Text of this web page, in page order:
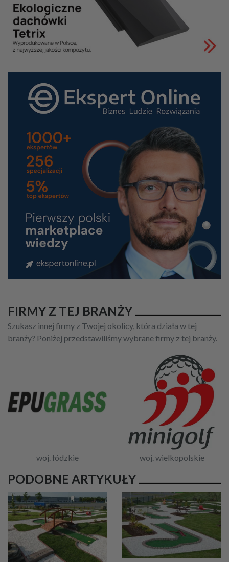
FIRMY Z TEJ BRANŻY
Szukasz innej firmy z Twojej okolicy, która działa w tej
branży? Poniżej przedstawiliśmy wybrane firmy z tej branży.
woj. łódzkie woj. wielkopolskie
PODOBNE ARTYKUŁY